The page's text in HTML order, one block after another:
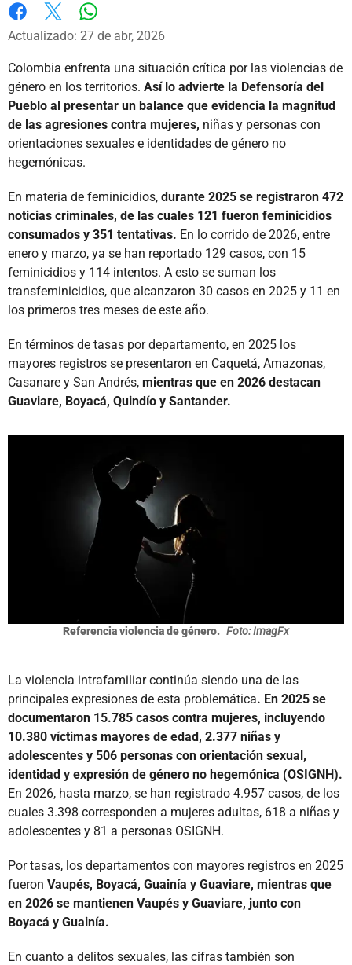
Facebook
X
Actualizado: 27 de abr, 2026
Colombia enfrenta una situación crítica por las violencias de
género en los territorios. Así lo advierte la Defensoría del
Pueblo al presentar un balance que evidencia la magnitud
de las agresiones contra mujeres, niñas y personas con
orientaciones sexuales e identidades de género no
hegemónicas.
En materia de feminicidios, durante 2025 se registraron 472
noticias criminales, de las cuales 121 fueron feminicidios
consumados y 351 tentativas. En lo corrido de 2026, entre
enero y marzo, ya se han reportado 129 casos, con 15
feminicidios y 114 intentos. A esto se suman los
transfeminicidios, que alcanzaron 30 casos en 2025 y 11 en
los primeros tres meses de este año.
En términos de tasas por departamento, en 2025 los
mayores registros se presentaron en Caquetá, Amazonas,
Casanare y San Andrés, mientras que en 2026 destacan
Guaviare, Boyacá, Quindío y Santander.
Referencia violencia de género. Foto: ImagFx
La violencia intrafamiliar continúa siendo una de las
principales expresiones de esta problemática. En 2025 se
documentaron 15.785 casos contra mujeres, incluyendo
10.380 víctimas mayores de edad, 2.377 niñas y
adolescentes y 506 personas con orientación sexual,
identidad y expresión de género no hegemónica (OSIGNH).
En 2026, hasta marzo, se han registrado 4.957 casos, de los
cuales 3.398 corresponden a mujeres adultas, 618 a niñas y
adolescentes y 81 a personas OSIGNH.
Por tasas, los departamentos con mayores registros en 2025
fueron Vaupés, Boyacá, Guainía y Guaviare, mientras que
en 2026 se mantienen Vaupés y Guaviare, junto con
Boyacá y Guainía.
En cuanto a delitos sexuales, las cifras también son